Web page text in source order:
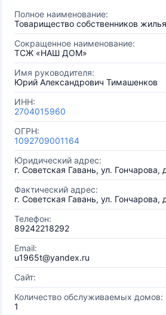
Полное наименование:
Товарищество собственников
Сокращенное наименование:
ТСЖ «НАШ ДОМ»
Имя руководителя:
Юрий Александрович Тимашенков
ИНН:
2704015960
ОГРН:
1092709001164
Юридический адрес:
г. Советская Гавань, ул. Гончарова,
Фактический адрес:
г. Советская Гавань, ул. Гончарова,
Телефон:
89242218292
Email:
u1965t@yandex.ru
Сайт:
Количество обслуживаемых домов:
1